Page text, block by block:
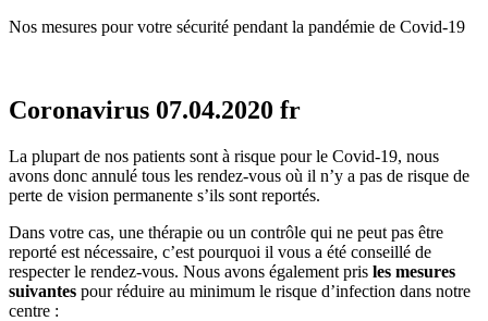
Nos mesures pour votre sécurité pendant la pandémie de Covid-19
Coronavirus 07.04.2020 fr
La plupart de nos patients sont à risque pour le Covid-19, nous
avons donc annulé tous les rendez-vous où il n’y a pas de risque de
perte de vision permanente s’ils sont reportés.
Dans votre cas, une thérapie ou un contrôle qui ne peut pas être
reporté est nécessaire, c’est pourquoi il vous a été conseillé de
respecter le rendez-vous. Nous avons également pris les mesures
suivantes pour réduire au minimum le risque d’infection dans notre
centre :